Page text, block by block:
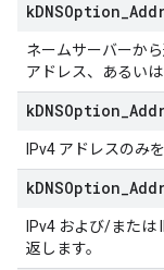
kDNSOption
ネームサーバーか
アドレス、あるい
kDNSOption
IPv4 アドレスのみ
kDNSOption
IPv4 および/または
返します。